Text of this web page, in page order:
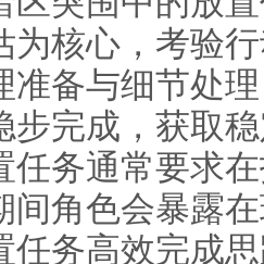
为核心，考验
准备与细节处
步完成，获取
任务通常要求
间角色会暴露
任务高效完成